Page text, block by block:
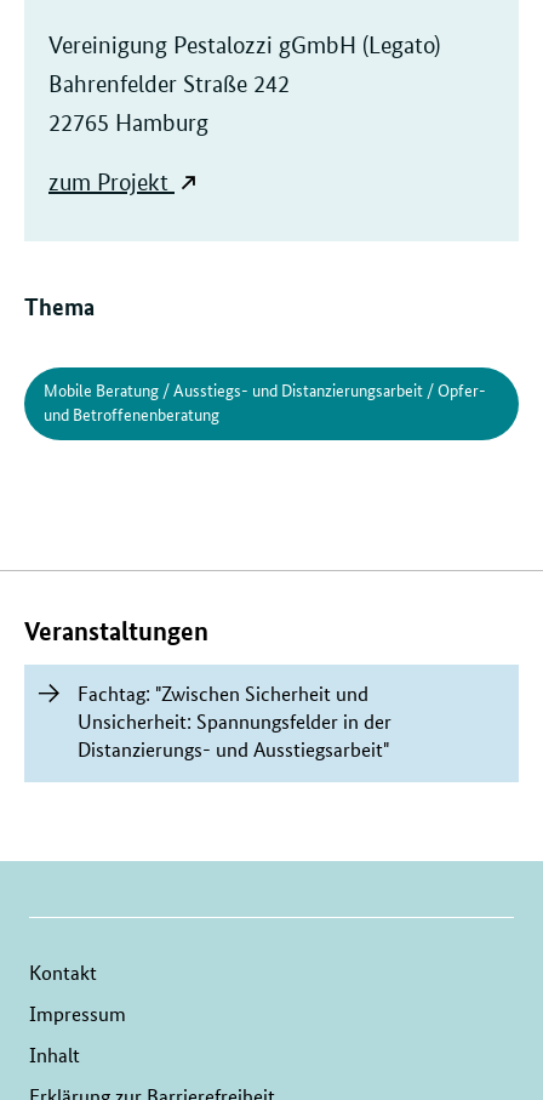
Vereinigung Pestalozzi gGmbH (Legato)
Bahrenfelder Straße 242
22765 Hamburg
zum Projekt
Thema
Mobile Beratung / Ausstiegs- und Distanzierungsarbeit / Opfer-
und Betroffenenberatung
Veranstaltungen
Fachtag: "Zwischen Sicherheit und
Unsicherheit: Spannungsfelder in der
Distanzierungs- und Ausstiegsarbeit"
Kontakt
Impressum
Inhalt